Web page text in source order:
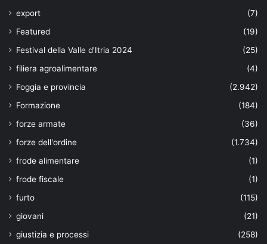
export
(7)
Featured
(19)
Festival della Valle d'Itria 2024
(25)
filiera agroalimentare
(4)
Foggia e provincia
(2.942)
Formazione
(184)
forze armate
(36)
forze dell'ordine
(1.734)
frode alimentare
(1)
frode fiscale
(1)
furto
(115)
giovani
(21)
giustizia e processi
(258)